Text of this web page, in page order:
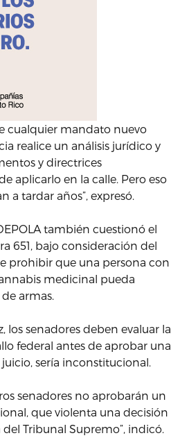
cualquier mandato nuevo
realice un análisis jurídico y
y directrices
aplicarlo en la calle. Pero eso
a tardar años”, expresó.
también cuestionó el
651, bajo consideración del
prohibir que una persona con
medicinal pueda
armas.
los senadores deben evaluar la
federal antes de aprobar una
sería inconstitucional.
senadores no aprobarán un
que violenta una decisión
Tribunal Supremo”, indicó.